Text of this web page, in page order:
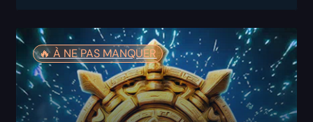
🔥️ À NE PAS MANQUER